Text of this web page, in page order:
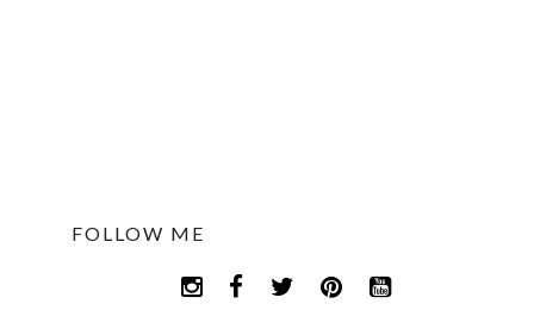
FOLLOW ME